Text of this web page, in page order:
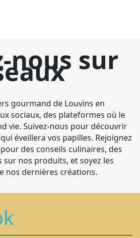
nous sur
gourmand de Louvins en
sociaux, des plateformes où le
vie. Suivez-nous pour découvrir
éveillera vos papilles. Rejoignez
des conseils culinaires, des
nos produits, et soyez les
nos dernières créations.